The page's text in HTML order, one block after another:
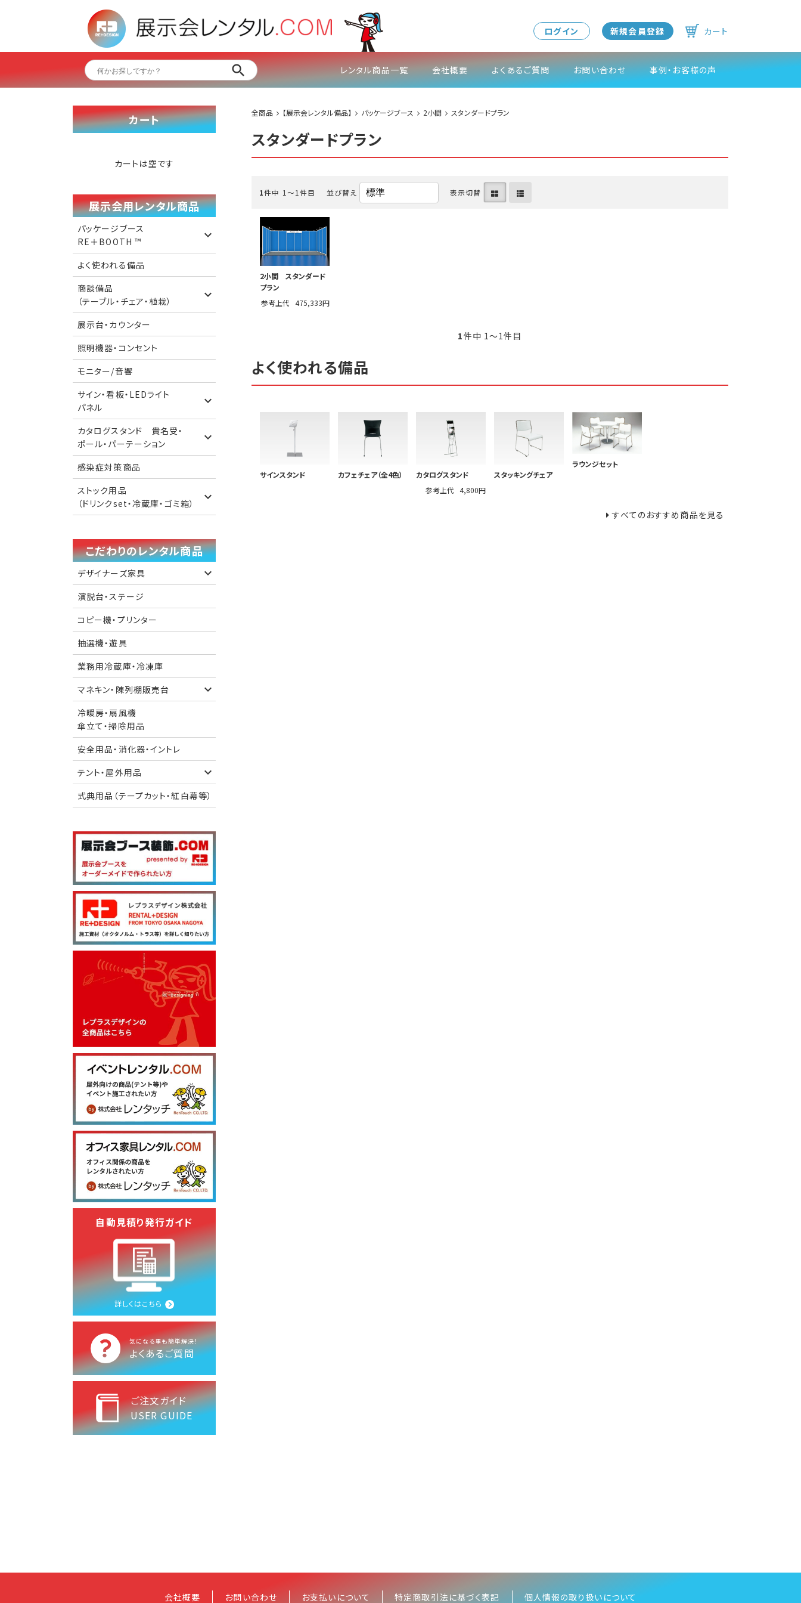
ログイン 新規会員登録 カート
レンタル商品一覧 会社概要 よくあるご質問 お問い合わせ 事例・お客様の声
全商品 【展示会レンタル備品】 パッケージブース 2小間 スタンダードプラン
スタンダードプラン
1件中 1〜1件目 並び替え 表示切替
2小間 スタンダード
プラン
参考上代 475,333円
1件中 1〜1件目
よく使われる備品
サインスタンド カフェチェア（全4色）
カタログスタンド
参考上代 4,800円
スタッキングチェア
ラウンジセット
すべてのおすすめ商品を見る
カート
カートは空です
展示会用レンタル商品
パッケージブース
RE＋BOOTH ™️
よく使われる備品
商談備品
（テーブル・チェア・植栽）
展示台・カウンター
照明機器・コンセント
モニター/音響
サイン・看板・LEDライト
パネル
カタログスタンド 貴名受・
ポール・パーテーション
感染症対策商品
ストック用品
（ドリンクset・冷蔵庫・ゴミ箱）
こだわりのレンタル商品
デザイナーズ家具
演説台・ステージ
コピー機・プリンター
抽選機・遊具
業務用冷蔵庫・冷凍庫
マネキン・陳列棚販売台
冷暖房・扇風機
傘立て・掃除用品
安全用品・消化器・イントレ
テント・屋外用品
式典用品（テープカット・紅白幕等）
自動見積り発行ガイド
詳しくはこちら
気になる事も簡単解決！
よくあるご質問
ご注文ガイド
USER GUIDE
会社概要 お問い合わせ お支払いについて 特定商取引法に基づく表記 個人情報の取り扱いについて